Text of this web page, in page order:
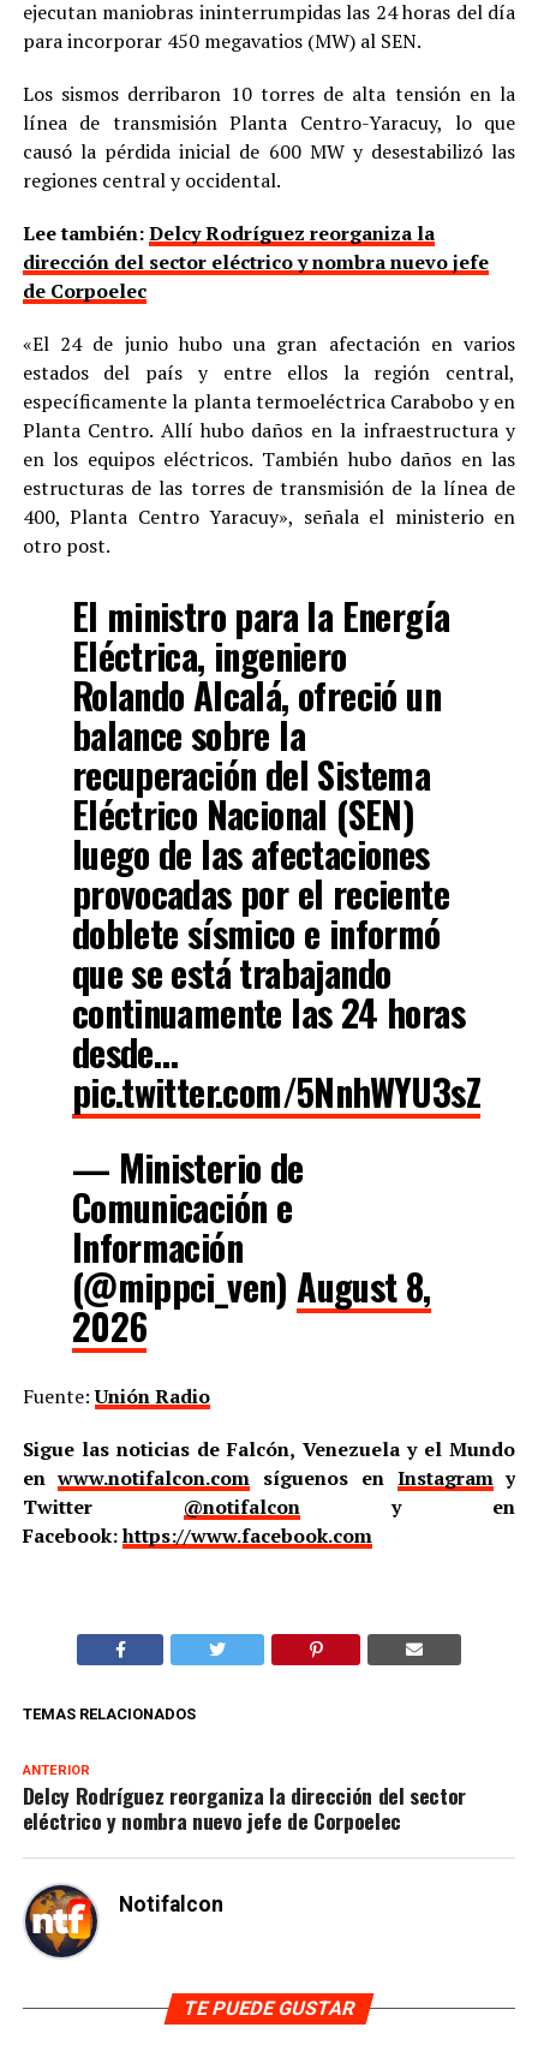
ejecutan maniobras ininterrumpidas las 24 horas del día
para incorporar 450 megavatios (MW) al SEN.
Los sismos derribaron 10 torres de alta tensión en la
línea de transmisión Planta Centro-Yaracuy, lo que
causó la pérdida inicial de 600 MW y desestabilizó las
regiones central y occidental.
Lee también:Delcy Rodríguez reorganiza la
dirección del sector eléctrico y nombra nuevo jefe
de Corpoelec
«El 24 de junio hubo una gran afectación en varios
estados del país y entre ellos la región central,
específicamente la planta termoeléctrica Carabobo y en
Planta Centro. Allí hubo daños en la infraestructura y
en los equipos eléctricos. También hubo daños en las
estructuras de las torres de transmisión de la línea de
400, Planta Centro Yaracuy», señala el ministerio en
otro post.
El ministro para la Energía
Eléctrica, ingeniero
Rolando Alcalá, ofreció un
balance sobre la
recuperación del Sistema
Eléctrico Nacional (SEN)
luego de las afectaciones
provocadas por el reciente
doblete sísmico e informó
que se está trabajando
continuamente las 24 horas
desde…
pic.twitter.com/5NnhWYU3sZ
— Ministerio de
Comunicación e
Información
(@mippci_ven) August 8,
2026
Fuente:Unión Radio
Sigue las noticias de Falcón, Venezuela y el Mundo
enwww.notifalcon.com síguenos en Instagramy
Twitter @notifalcony en
Facebook:https://www.facebook.com
TEMAS RELACIONADOS
ANTERIOR
Delcy Rodríguez reorganiza la dirección del sector
eléctrico y nombra nuevo jefe de Corpoelec
Notifalcon
TE PUEDE GUSTAR